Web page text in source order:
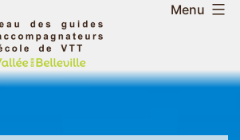
Menu